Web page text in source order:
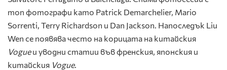
топ фотографи като Patrick Demarchelier, Mario
Sorrenti, Terry Richardson и Dan Jackson. Напоследък Liu
Wen се появява често на корицата на китайския
Vogue и уводни статии във френския, японския и
китайския Vogue.